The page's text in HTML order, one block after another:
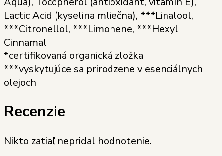
Lactic Acid (kyselina mliečna), ***Linalool,
***Citronellol, ***Limonene, ***Hexyl
Cinnamal
*certifikovaná organická zložka
***vyskytujúce sa prirodzene v esenciálnych
olejoch
Recenzie
Nikto zatiaľ nepridal hodnotenie.